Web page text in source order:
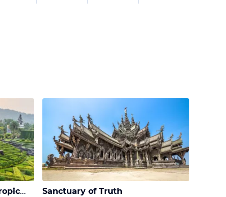
Nong Nooch Village and Tropical Garden Sanctuary of Truth